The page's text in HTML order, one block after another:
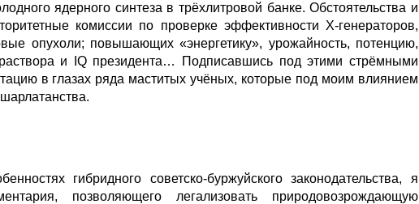
ядерного синтеза в трёхлитровой банке. Обстоятельства и
комиссии по проверке эффективности Х-генераторов,
опухоли; повышающих «энергетику», урожайность, потенцию,
раствора и IQ президента… Подписавшись под этими стрёмными
в глазах ряда маститых учёных, которые под моим влиянием
гибридного советско-буржуйского законодательства, я
позволяющего легализовать природовозрождающую